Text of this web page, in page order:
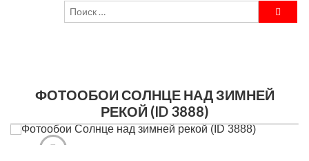
ФОТООБОИ СОЛНЦЕ НАД ЗИМНЕЙ
РЕКОЙ (ID 3888)